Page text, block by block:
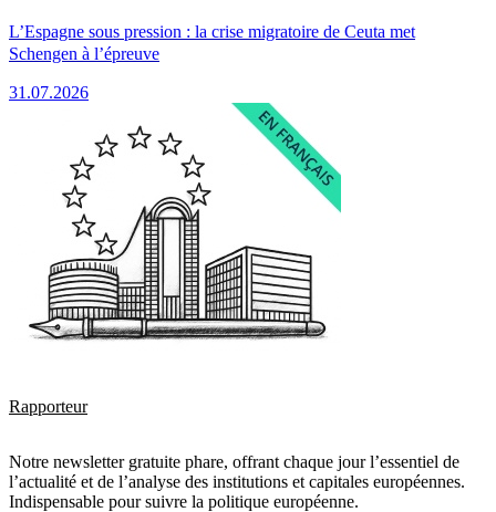
L’Espagne sous pression : la crise migratoire de Ceuta met
Schengen à l’épreuve
31.07.2026
Rapporteur
Notre newsletter gratuite phare, offrant chaque jour l’essentiel de
l’actualité et de l’analyse des institutions et capitales européennes.
Indispensable pour suivre la politique européenne.